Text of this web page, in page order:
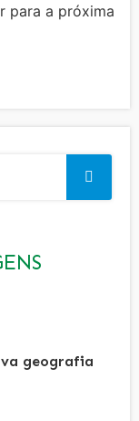
para a próxima
geografia